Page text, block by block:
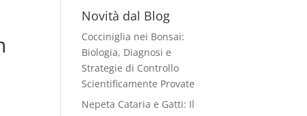
Novità dal Blog
Cocciniglia nei Bonsai:
Biologia, Diagnosi e
Strategie di Controllo
Scientificamente Provate
Nepeta Cataria e Gatti: Il